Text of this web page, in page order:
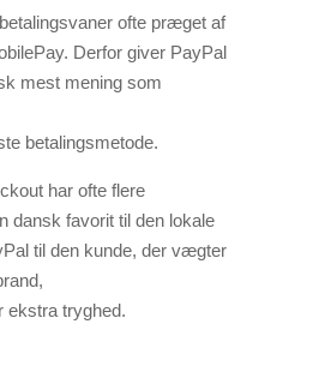
ofte præget af
Derfor giver PayPal
mest mening som
betalingsmetode.
har ofte flere
dansk favorit til den lokale
til den kunde, der vægter
ekstra tryghed.